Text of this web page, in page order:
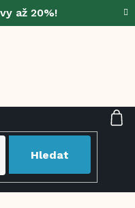
až 20%!
Hledat